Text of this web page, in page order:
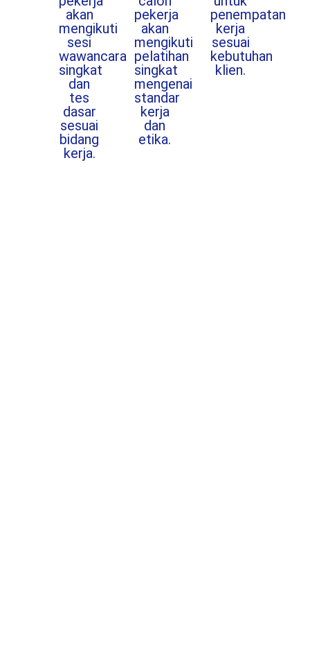
akan
mengikuti
sesi
wawancara
singkat
dan
tes
dasar
sesuai
bidang
kerja.
pekerja
akan
mengikuti
pelatihan
singkat
mengenai
standar
kerja
dan
etika.
penempatan
kerja
sesuai
kebutuhan
klien.